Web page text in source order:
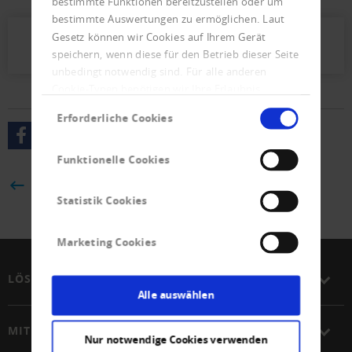
bestimmte Auswertungen zu ermöglichen. Laut
Gesetz können wir Cookies auf Ihrem Gerät
speichern, wenn diese für den Betrieb dieser Seite
unbedingt notwendig sind. Für alle anderen
Erforderliche Cookies
Funktionelle Cookies
Statistik Cookies
Marketing Cookies
Alle auswählen
Nur notwendige Cookies verwenden
Presseletter_2022_03.pdf (510 KB)
LÖSUNGEN
MITGLIEDSCHAFT